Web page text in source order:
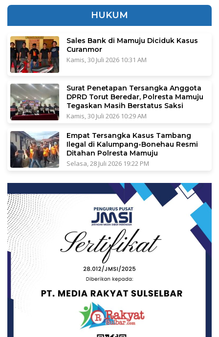
HUKUM
Sales Bank di Mamuju Diciduk Kasus
Curanmor
Kamis, 30 Juli 2026 10:31 AM
Surat Penetapan Tersangka Anggota
DPRD Torut Beredar, Polresta Mamuju
Tegaskan Masih Berstatus Saksi
Kamis, 30 Juli 2026 10:29 AM
Empat Tersangka Kasus Tambang
Ilegal di Kalumpang-Bonehau Resmi
Ditahan Polresta Mamuju
Selasa, 28 Juli 2026 19:22 PM